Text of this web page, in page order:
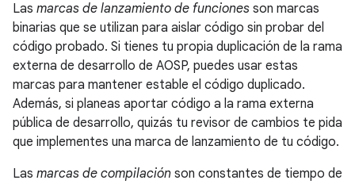
Las marcas de lanzamiento de funciones son marcas
binarias que se utilizan para aislar código sin probar del
código probado. Si tienes tu propia duplicación de la rama
externa de desarrollo de AOSP, puedes usar estas
marcas para mantener estable el código duplicado.
Además, si planeas aportar código a la rama externa
pública de desarrollo, quizás tu revisor de cambios te pida
que implementes una marca de lanzamiento de tu código.
Las marcas de compilación son constantes de tiempo de